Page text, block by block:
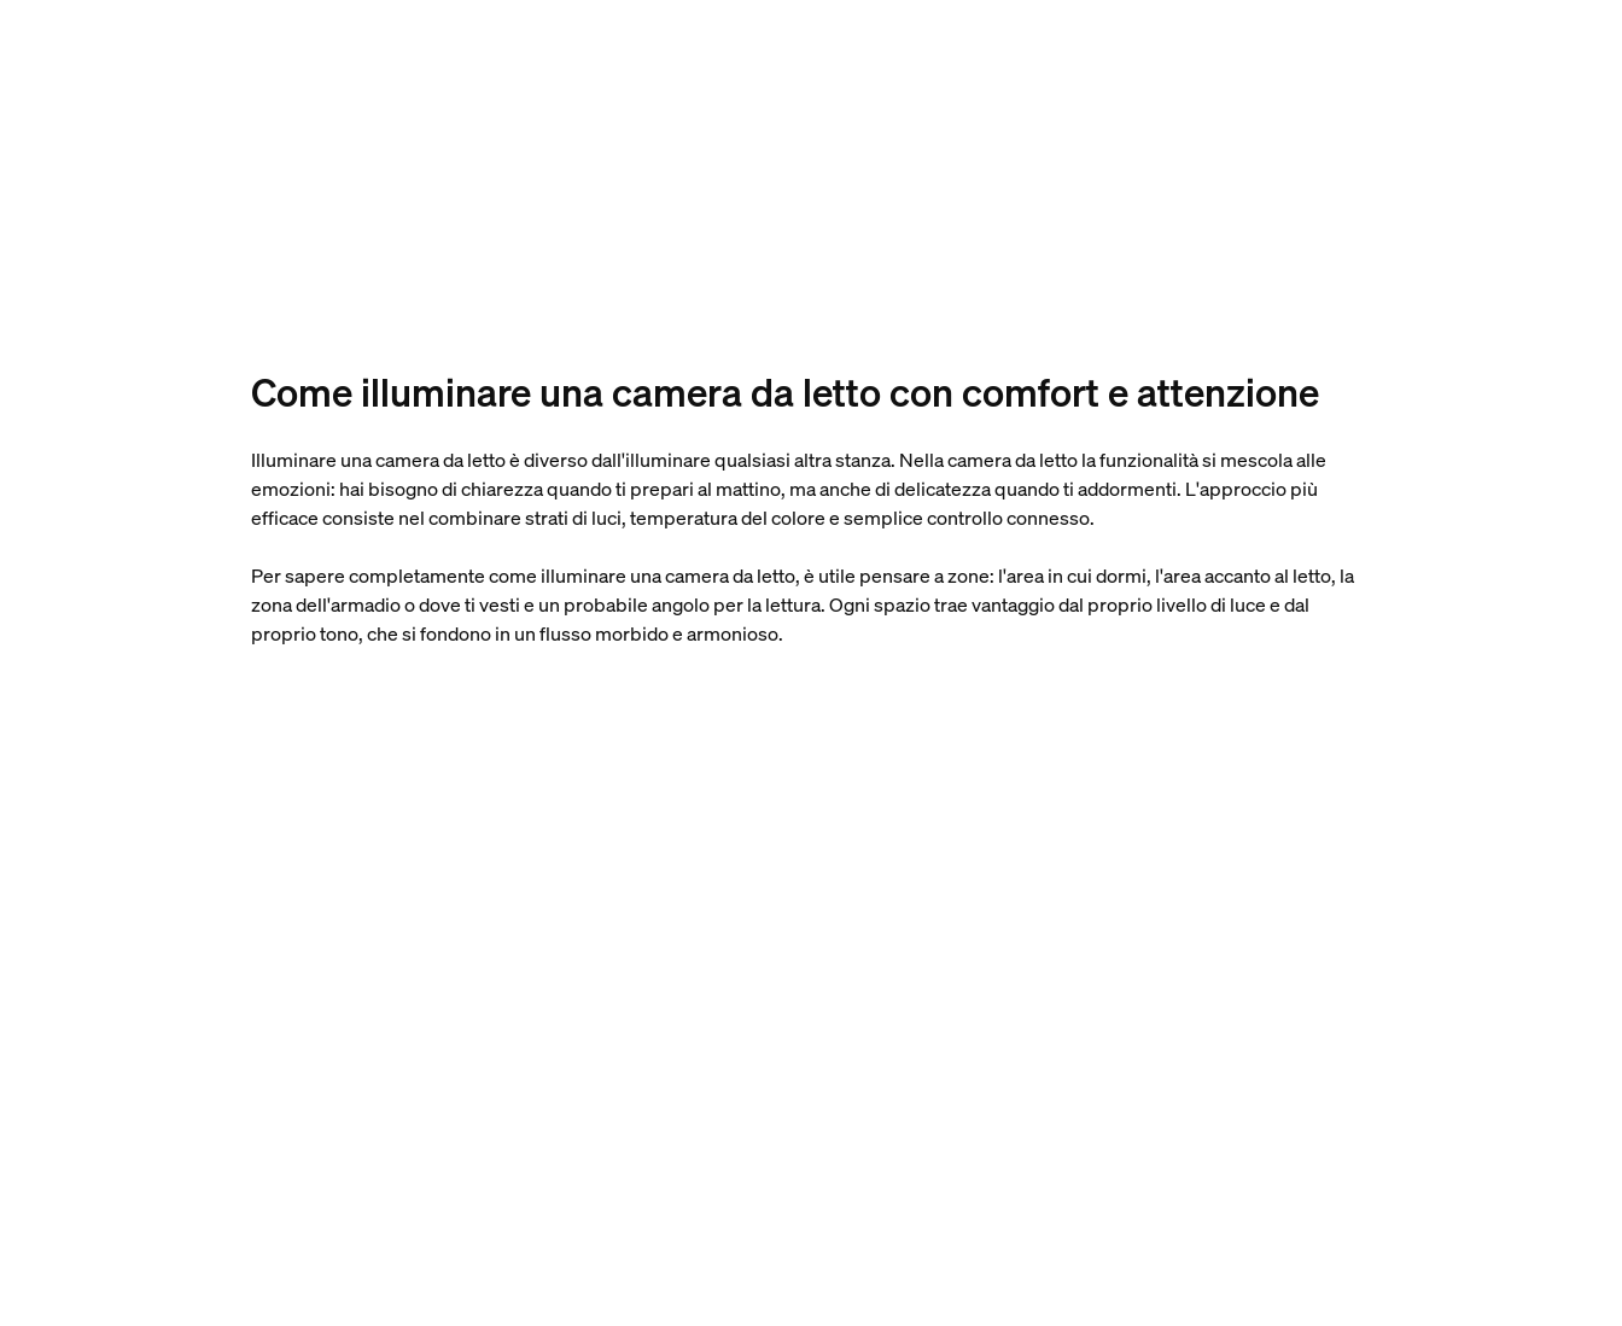
Come illuminare una camera da letto con comfort e attenzione
Illuminare una camera da letto è diverso dall'illuminare qualsiasi altra stanza. Nella camera da letto la funzionalità si mescola alle
emozioni: hai bisogno di chiarezza quando ti prepari al mattino, ma anche di delicatezza quando ti addormenti. L'approccio più
efficace consiste nel combinare strati di luci, temperatura del colore e semplice controllo connesso.
Per sapere completamente come illuminare una camera da letto, è utile pensare a zone: l'area in cui dormi, l'area accanto al letto, la
zona dell'armadio o dove ti vesti e un probabile angolo per la lettura. Ogni spazio trae vantaggio dal proprio livello di luce e dal
proprio tono, che si fondono in un flusso morbido e armonioso.